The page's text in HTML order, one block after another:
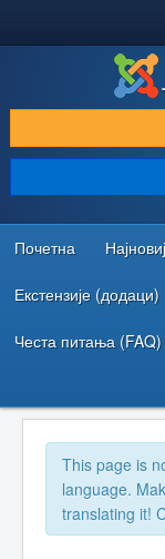
ПРЕУЗИМАЊЕ И
ОТКРИЈТЕ И НАУЧИТЕ
ЗАЈЕДНИЦА И
РЕСУРСИ ЗА РАЗВОЈ
Почетна
Екстензије (додаци)
Честа питања (FAQ)
This page is
language.
translating it!